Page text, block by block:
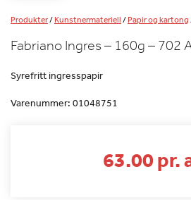
Produkter/Kunstnermateriell/Papir og kartong
Fabriano Ingres – 160g – 702
Syrefritt ingresspapir
Varenummer: 01048751
63.00 pr.